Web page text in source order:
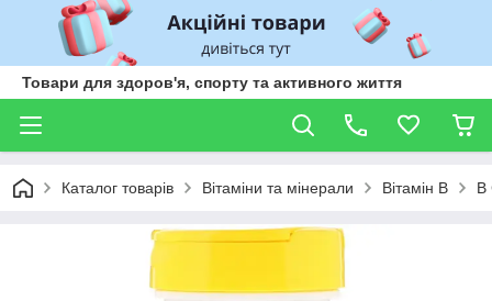
Товари для здоров'я, спорту та активного життя
Каталог товарів Вітаміни та мінерали Вітамін В B